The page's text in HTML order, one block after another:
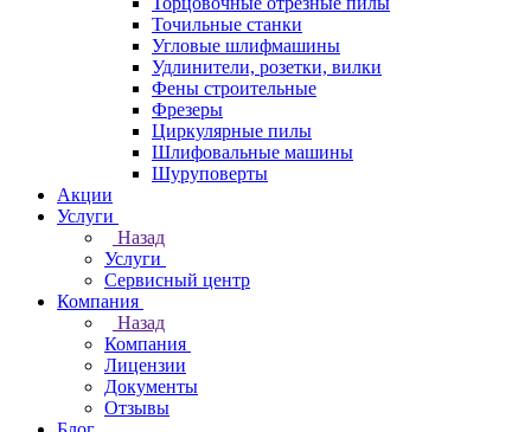
Точильные станки
Угловые шлифмашины
Удлинители, розетки, вилки
Фены строительные
Фрезеры
Циркулярные пилы
Шлифовальные машины
Шуруповерты
Акции
Услуги
Назад
Услуги
Сервисный центр
Компания
Назад
Компания
Лицензии
Документы
Отзывы